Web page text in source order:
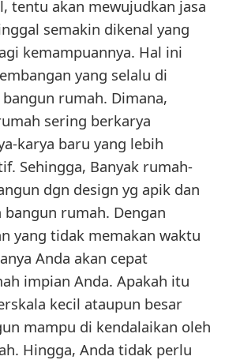
tentu akan mewujudkan jasa
semakin dikenal yang
kemampuannya. Hal ini
yang selalu di
rumah. Dimana,
sering berkarya
karya baru yang lebih
Sehingga, Banyak rumah-
dgn design yg apik dan
rumah. Dengan
yang tidak memakan waktu
Anda akan cepat
impian Anda. Apakah itu
kecil ataupun besar
mampu di kendalaikan oleh
Hingga, Anda tidak perlu